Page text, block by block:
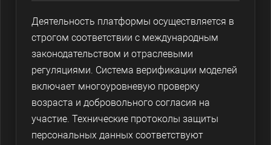
Деятельность платформы осуществляется в
строгом соответствии с международным
законодательством и отраслевыми
регуляциями. Система верификации моделей
включает многоуровневую проверку
возраста и добровольного согласия на
участие. Технические протоколы защиты
персональных данных соответствуют